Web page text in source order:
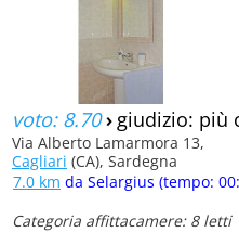
voto: 8.70› giudizio: più
Via Alberto Lamarmora 13,
Cagliari (CA), Sardegna
7.0 km da Selargius (tempo:
Categoria affittacamere: 8 letti